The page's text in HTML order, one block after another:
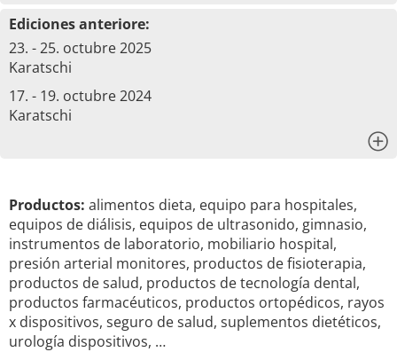
Ediciones anteriore:
23. - 25. octubre 2025
Karatschi
17. - 19. octubre 2024
Karatschi
Productos: alimentos dieta, equipo para hospitales,
equipos de diálisis, equipos de ultrasonido, gimnasio,
instrumentos de laboratorio, mobiliario hospital,
presión arterial monitores, productos de fisioterapia,
productos de salud, productos de tecnología dental,
productos farmacéuticos, productos ortopédicos, rayos
x dispositivos, seguro de salud, suplementos dietéticos,
urología dispositivos, …